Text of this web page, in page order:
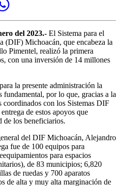
del 2023.- El Sistema para el
(DIF) Michoacán, que encabeza la
Pimentel, realizó la primera
con una inversión de 14 millones
la presente administración la
fundamental, por lo que, gracias a la
coordinados con los Sistemas DIF
de estos apoyos que
los beneficiarios.
del DIF Michoacán, Alejandro
fue de 100 equipos para
para espacios
de 83 municipios; 6,820
de ruedas y 700 aparatos
de alta y muy alta marginación de